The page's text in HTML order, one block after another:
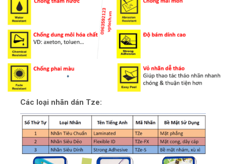
Các loại nhãn dán Tze: